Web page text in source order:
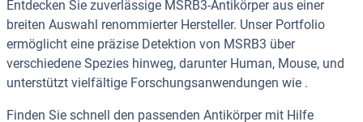
Entdecken Sie zuverlässige MSRB3-Antikörper aus einer
breiten Auswahl renommierter Hersteller. Unser Portfolio
ermöglicht eine präzise Detektion von MSRB3 über
verschiedene Spezies hinweg, darunter Human, Mouse, und
unterstützt vielfältige Forschungsanwendungen wie .
Finden Sie schnell den passenden Antikörper mit Hilfe